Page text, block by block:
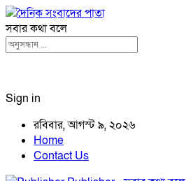
সবার কথা বলে
Sign in
রবিবার, আগস্ট ৯, ২০২৬
Home
Contact Us